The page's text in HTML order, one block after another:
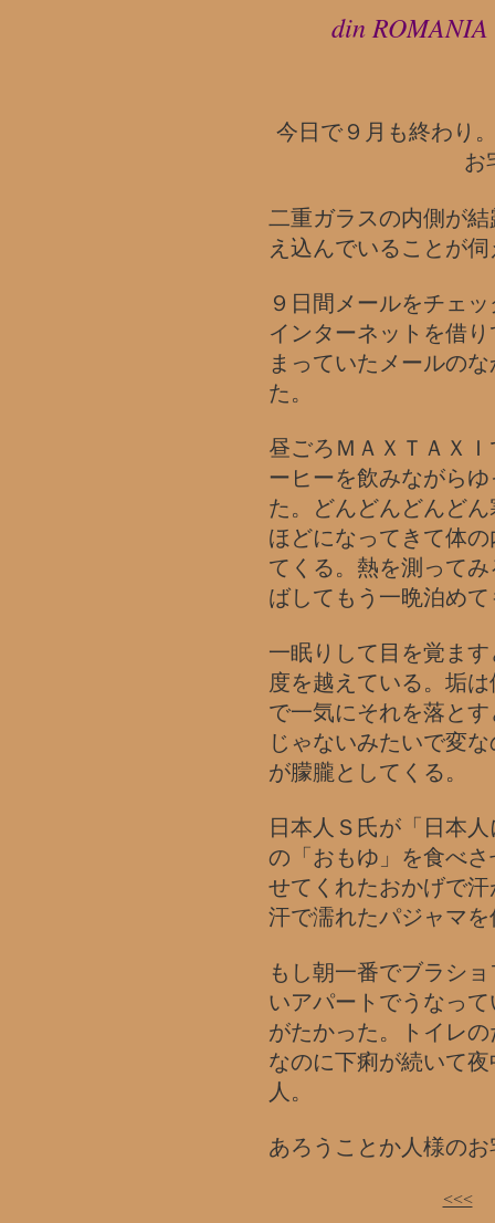
din ROMANIA
今日で９月も終わり
お
二重ガラスの内側が
え込んでいることが
９日間メールをチェ
インターネットを借
まっていたメールの
た。
昼ごろＭＡＸＴＡＸ
ーヒーを飲みながら
た。どんどんどんど
ほどになってきて体
てくる。熱を測って
ばしてもう一晩泊め
一眠りして目を覚ま
度を越えている。垢
で一気にそれを落と
じゃないみたいで変
が朦朧としてくる。
日本人Ｓ氏が「日本
の「おもゆ」を食べ
せてくれたおかげで
汗で濡れたパジャマ
もし朝一番でブラシ
いアパートでうなっ
がたかった。トイレ
なのに下痢が続いて
人。
あろうことか人様の
<<<